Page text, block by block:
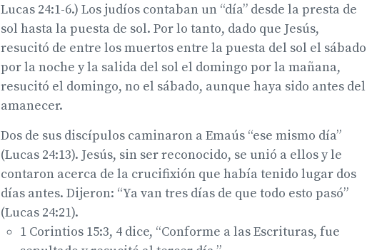
Lucas 24:1-6.) Los judíos contaban un “día” desde la presta de
sol hasta la puesta de sol. Por lo tanto, dado que Jesús,
resucitó de entre los muertos entre la puesta del sol el sábado
por la noche y la salida del sol el domingo por la mañana,
resucitó el domingo, no el sábado, aunque haya sido antes del
amanecer.
Dos de sus discípulos caminaron a Emaús “ese mismo día”
(Lucas 24:13). Jesús, sin ser reconocido, se unió a ellos y le
contaron acerca de la crucifixión que había tenido lugar dos
días antes. Dijeron: “Ya van tres días de que todo esto pasó”
(Lucas 24:21).
1 Corintios 15:3, 4 dice, “Conforme a las Escrituras, fue